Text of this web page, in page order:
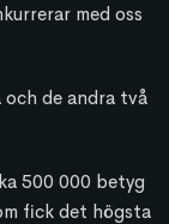
med oss
och de andra två
500 000 betyg
fick det högsta